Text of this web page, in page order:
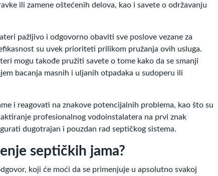
ili zamene oštećenih delova, kao i savete o održavanju
pažljivo i odgovorno obaviti sve poslove vezane za
su uvek prioriteti prilikom pružanja ovih usluga.
mogu takođe pružiti savete o tome kako da se smanji
bacanja masnih i uljanih otpadaka u sudoperu ili
i reagovati na znakove potencijalnih problema, kao što su
profesionalnog vodoinstalatera na prvi znak
dugotrajan i pouzdan rad septičkog sistema.
septičkih jama?
koji će moći da se primenjuje u apsolutno svakoj